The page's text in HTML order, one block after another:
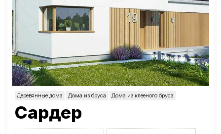
Деревянные дома Дома из бруса Дома из клееного бруса
Сардер